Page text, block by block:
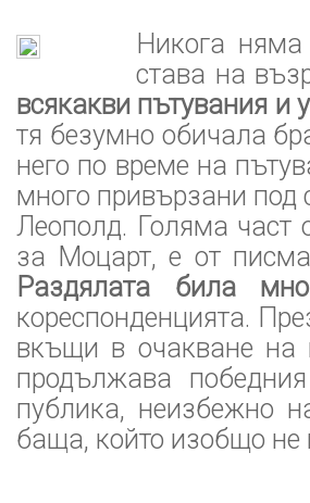
Никога
става на
всякакви пътувания и
тя безумно обичала
него по време на
много привързани под
Леополд. Голяма част
за Моцарт, е от
Раздялата била
кореспонденцията.
вкъщи в очакване на
продължава
публика, неизбежно
баща, който изобщо не